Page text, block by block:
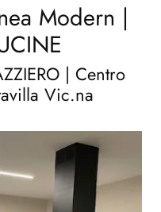
Modern |
| Centro
Vic.na